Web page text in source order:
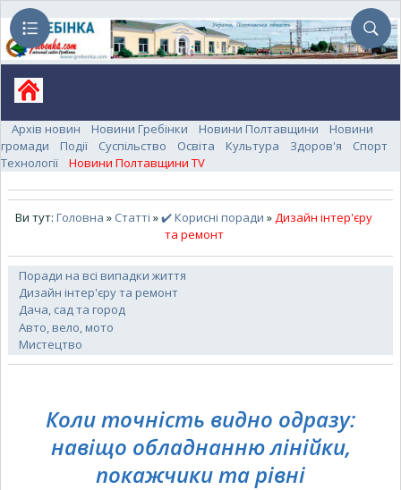
Архів новин Новини Гребінки Новини Полтавщини
Новини
громади
Події Суспільство Освіта Культура Здоров'я
Спорт
Технології
Новини Полтавщини TV
Ви тут: Головна » Статті »✔️ Корисні поради » Дизайн інтер'єру
та ремонт
Поради на всі випадки життя
Дизайн інтер'єру та ремонт
Дача, сад та город
Авто, вело, мото
Мистецтво
Коли точність видно одразу:
навіщо обладнанню лінійки,
покажчики та рівні